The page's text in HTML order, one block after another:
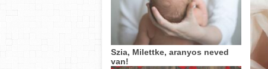
Szia, Milettke, aranyos neved
van!